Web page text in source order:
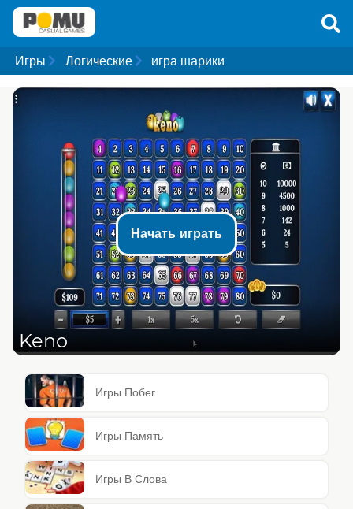
Игры Логические игра шарики
Начать играть
Keno
Игры Побег
Игры Память
Игры В Слова